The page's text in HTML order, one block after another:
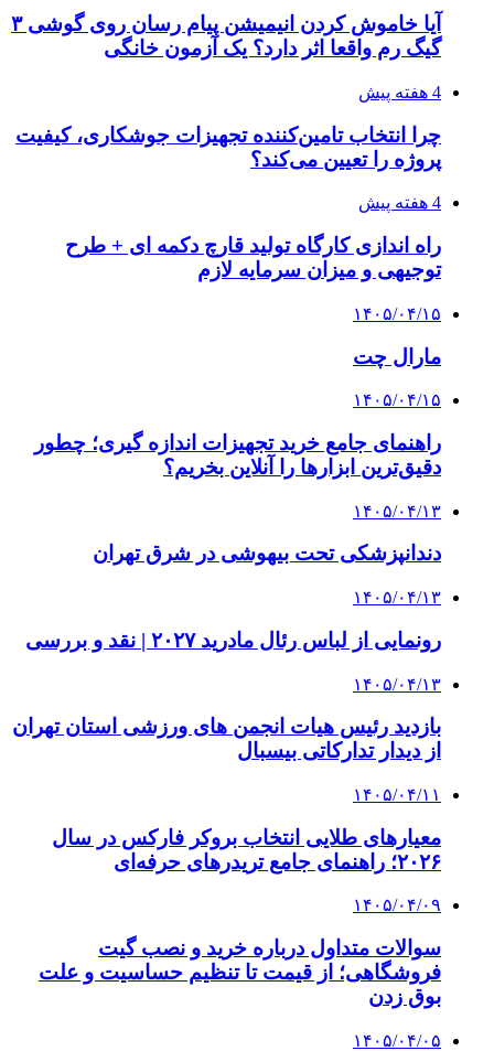
آیا خاموش کردن انیمیشن پیام رسان روی گوشی ۳
گیگ رم واقعا اثر دارد؟ یک آزمون خانگی
4 هفته پیش
چرا انتخاب تامین‌کننده تجهیزات جوشکاری، کیفیت
پروژه را تعیین می‌کند؟
4 هفته پیش
راه اندازی کارگاه تولید قارچ دکمه ای + طرح
توجیهی و میزان سرمایه لازم
۱۴۰۵/۰۴/۱۵
مارال چت
۱۴۰۵/۰۴/۱۵
راهنمای جامع خرید تجهیزات اندازه گیری؛ چطور
دقیق‌ترین ابزارها را آنلاین بخریم؟
۱۴۰۵/۰۴/۱۳
دندانپزشکی تحت بیهوشی در شرق تهران
۱۴۰۵/۰۴/۱۳
رونمایی از لباس رئال مادرید ۲۰۲۷ | نقد و بررسی
۱۴۰۵/۰۴/۱۳
بازدید رئیس هیات انجمن های ورزشی استان تهران
از دیدار تدارکاتی بیسبال
۱۴۰۵/۰۴/۱۱
معیارهای طلایی انتخاب بروکر فارکس در سال
۲۰۲۶؛ راهنمای جامع تریدرهای حرفه‌ای
۱۴۰۵/۰۴/۰۹
سوالات متداول درباره خرید و نصب گیت
فروشگاهی؛ از قیمت تا تنظیم حساسیت و علت
بوق زدن
۱۴۰۵/۰۴/۰۵